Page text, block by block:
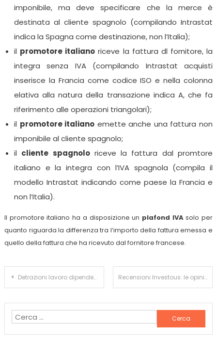
imponibile, ma deve specificare che la merce è
destinata al cliente spagnolo (compilando Intrastat
indica la Spagna come destinazione, non l’Italia);
il promotore italiano riceve la fattura dl fornitore, la
integra senza IVA (compilando Intrastat acquisti
inserisce la Francia come codice ISO e nella colonna
elativa alla natura della transazione indica A, che fa
riferimento alle operazioni triangolari);
il promotore italiano emette anche una fattura non
imponibile al cliente spagnolo;
il cliente spagnoloriceve la fattura dal promtore
italiano e la integra con l’IVA spagnola (compila il
modello Intrastat indicando come paese la Francia e
non l’Italia).
Il promotore italiano ha a disposizione un plafond IVAsolo per
quanto riguarda la differenza tra l’importo della fattura emessa e
quello della fattura che ha ricevuto dal fornitore francese.
Navigazione
Detrazioni lavoro dipendente: cosa sono e a quanto ammontano? Recensioni Investous: le opinioni di EdilBroker.it
Ricerca
per: